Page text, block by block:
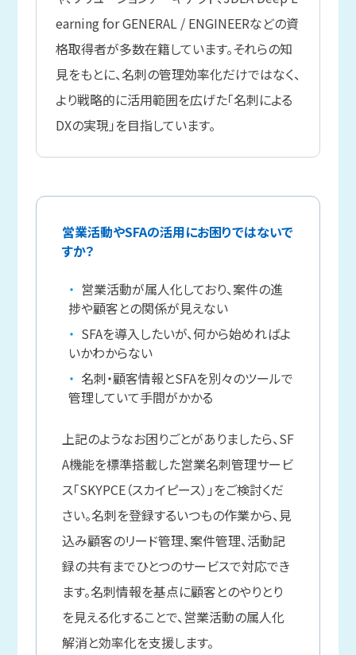
earning for GENERAL / ENGINEERなどの資
格取得者が多数在籍しています。それらの知
見をもとに、名刺の管理効率化だけではなく、
より戦略的に活用範囲を広げた「名刺による
DXの実現」を目指しています。
営業活動やSFAの活用にお困りではないで
すか？
営業活動が属人化しており、案件の進
捗や顧客との関係が見えない
SFAを導入したいが、何から始めればよ
いかわからない
名刺・顧客情報とSFAを別々のツールで
管理していて手間がかかる
上記のようなお困りごとがありましたら、SF
A機能を標準搭載した営業名刺管理サービ
ス「SKYPCE（スカイピース）」をご検討くだ
さい。名刺を登録するいつもの作業から、見
込み顧客のリード管理、案件管理、活動記
録の共有までひとつのサービスで対応でき
ます。名刺情報を基点に顧客とのやりとり
を見える化することで、営業活動の属人化
解消と効率化を支援します。